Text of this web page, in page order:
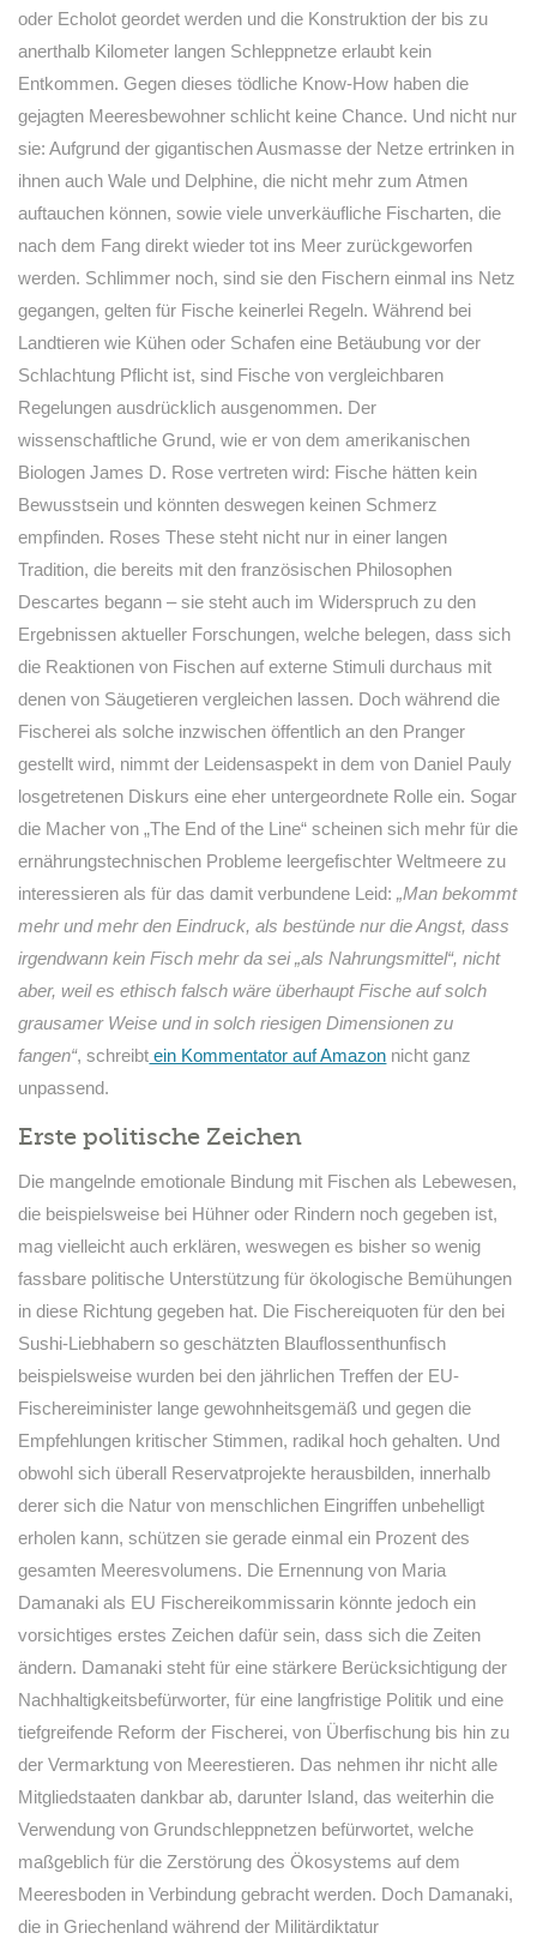
oder Echolot geordet werden und die Konstruktion der bis zu
anerthalb Kilometer langen Schleppnetze erlaubt kein
Entkommen. Gegen dieses tödliche Know-How haben die
gejagten Meeresbewohner schlicht keine Chance. Und nicht nur
sie: Aufgrund der gigantischen Ausmasse der Netze ertrinken in
ihnen auch Wale und Delphine, die nicht mehr zum Atmen
auftauchen können, sowie viele unverkäufliche Fischarten, die
nach dem Fang direkt wieder tot ins Meer zurückgeworfen
werden. Schlimmer noch, sind sie den Fischern einmal ins Netz
gegangen, gelten für Fische keinerlei Regeln. Während bei
Landtieren wie Kühen oder Schafen eine Betäubung vor der
Schlachtung Pflicht ist, sind Fische von vergleichbaren
Regelungen ausdrücklich ausgenommen. Der
wissenschaftliche Grund, wie er von dem amerikanischen
Biologen James D. Rose vertreten wird: Fische hätten kein
Bewusstsein und könnten deswegen keinen Schmerz
empfinden. Roses These steht nicht nur in einer langen
Tradition, die bereits mit den französischen Philosophen
Descartes begann – sie steht auch im Widerspruch zu den
Ergebnissen aktueller Forschungen, welche belegen, dass sich
die Reaktionen von Fischen auf externe Stimuli durchaus mit
denen von Säugetieren vergleichen lassen. Doch während die
Fischerei als solche inzwischen öffentlich an den Pranger
gestellt wird, nimmt der Leidensaspekt in dem von Daniel Pauly
losgetretenen Diskurs eine eher untergeordnete Rolle ein. Sogar
die Macher von „The End of the Line“ scheinen sich mehr für die
ernährungstechnischen Probleme leergefischter Weltmeere zu
interessieren als für das damit verbundene Leid:„Man bekommt
mehr und mehr den Eindruck, als bestünde nur die Angst, dass
irgendwann kein Fisch mehr da sei „als Nahrungsmittel“, nicht
aber, weil es ethisch falsch wäre überhaupt Fische auf solch
grausamer Weise und in solch riesigen Dimensionen zu
fangen“, schreibt ein Kommentator auf Amazon nicht ganz
unpassend.
Erste politische Zeichen
Die mangelnde emotionale Bindung mit Fischen als Lebewesen,
die beispielsweise bei Hühner oder Rindern noch gegeben ist,
mag vielleicht auch erklären, weswegen es bisher so wenig
fassbare politische Unterstützung für ökologische Bemühungen
in diese Richtung gegeben hat. Die Fischereiquoten für den bei
Sushi-Liebhabern so geschätzten Blauflossenthunfisch
beispielsweise wurden bei den jährlichen Treffen der EU-
Fischereiminister lange gewohnheitsgemäß und gegen die
Empfehlungen kritischer Stimmen, radikal hoch gehalten. Und
obwohl sich überall Reservatprojekte herausbilden, innerhalb
derer sich die Natur von menschlichen Eingriffen unbehelligt
erholen kann, schützen sie gerade einmal ein Prozent des
gesamten Meeresvolumens. Die Ernennung von Maria
Damanaki als EU Fischereikommissarin könnte jedoch ein
vorsichtiges erstes Zeichen dafür sein, dass sich die Zeiten
ändern. Damanaki steht für eine stärkere Berücksichtigung der
Nachhaltigkeitsbefürworter, für eine langfristige Politik und eine
tiefgreifende Reform der Fischerei, von Überfischung bis hin zu
der Vermarktung von Meerestieren. Das nehmen ihr nicht alle
Mitgliedstaaten dankbar ab, darunter Island, das weiterhin die
Verwendung von Grundschleppnetzen befürwortet, welche
maßgeblich für die Zerstörung des Ökosystems auf dem
Meeresboden in Verbindung gebracht werden. Doch Damanaki,
die in Griechenland während der Militärdiktatur